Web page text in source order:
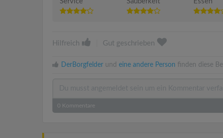
Hilfreich Gut geschrieben
DerBorgfelder und eine andere Person finden diese
0 Kommentare